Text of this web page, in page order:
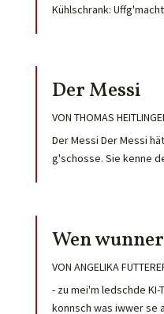
Kühlschrank:
Der Messi
VON THOMAS
Der Messi Der Messi
g'schosse. Sie kenne
Wen
VON ANGELIKA
- zu mei'm ledschde
konnsch was iwwer se